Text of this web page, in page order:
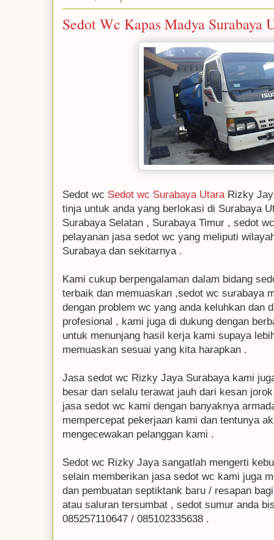
Sedot Wc Kapas Madya Surabaya
Sedot wc Sedot wc Surabaya Utara Rizky
tinja untuk anda yang berlokasi di Surabaya
Surabaya Selatan , Surabaya Timur , sedot
pelayanan jasa sedot wc yang meliputi
Surabaya dan sekitarnya .
Kami cukup berpengalaman dalam bidang
terbaik dan memuaskan ,sedot wc surabaya
dengan problem wc yang anda keluhkan dan
profesional , kami juga di dukung dengan
untuk menunjang hasil kerja kami supaya
memuaskan sesuai yang kita harapkan .
Jasa sedot wc Rizky Jaya Surabaya kami
besar dan selalu terawat jauh dari kesan
jasa sedot wc kami dengan banyaknya
mempercepat pekerjaan kami dan tentunya
mengecewakan pelanggan kami .
Sedot wc Rizky Jaya sangatlah mengerti
selain memberikan jasa sedot wc kami juga
dan pembuatan septiktank baru / resapan
atau saluran tersumbat , sedot sumur anda
085257110647 / 085102335638 .